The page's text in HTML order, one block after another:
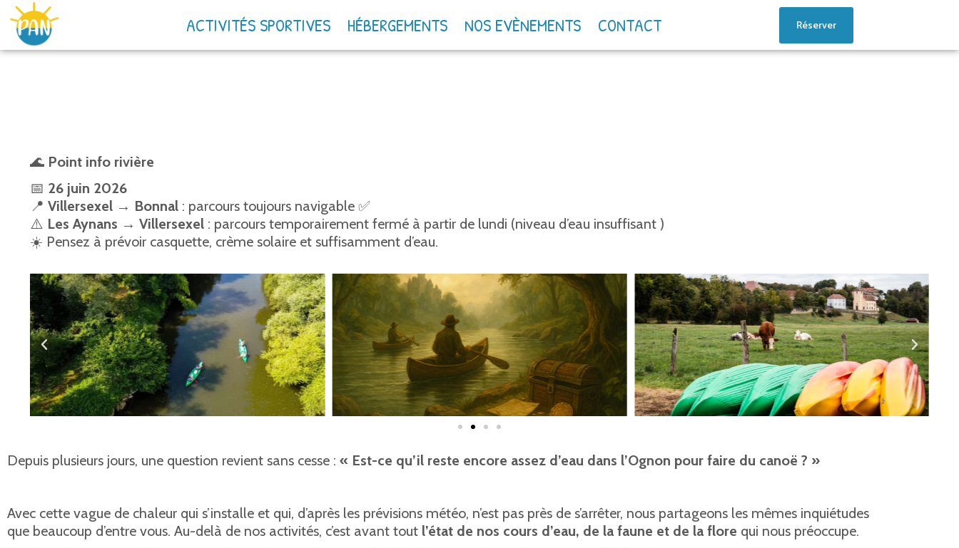
ACTIVITÉS SPORTIVES HÉBERGEMENTS NOS EVÈNEMENTS CONTACT Réserver
🌊 Point info rivière
📅 26 juin 2026
📍 Villersexel → Bonnal : parcours toujours navigable ✅
⚠️ Les Aynans → Villersexel : parcours temporairement fermé à partir de lundi (niveau d’eau insuffisant )
☀️ Pensez à prévoir casquette, crème solaire et suffisamment d’eau.
Depuis plusieurs jours, une question revient sans cesse : « Est-ce qu’il reste encore assez d’eau dans l’Ognon pour faire du canoë ? »
Avec cette vague de chaleur qui s’installe et qui, d’après les prévisions météo, n’est pas près de s’arrêter, nous partageons les mêmes inquiétudes
que beaucoup d’entre vous. Au-delà de nos activités, c’est avant tout l’état de nos cours d’eau, de la faune et de la flore qui nous préoccupe.